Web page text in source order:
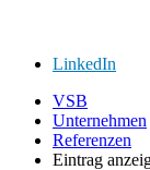
LinkedIn
VSB
Unternehmen
Referenzen
Eintrag